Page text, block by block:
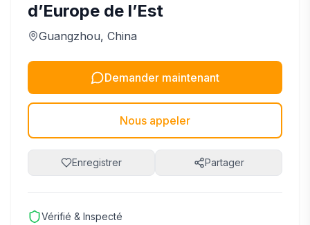
d’Europe de l’Est
Guangzhou, China
Demander maintenant
Nous appeler
Enregistrer Partager
Vérifié & Inspecté